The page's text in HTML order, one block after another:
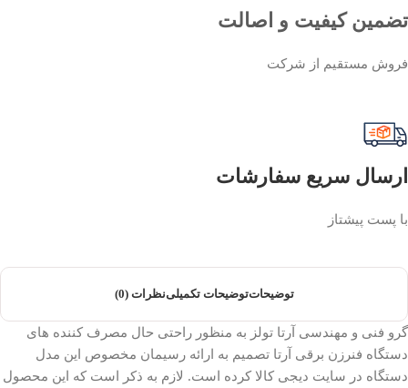
تضمین کیفیت و اصالت
فروش مستقیم از شرکت
ارسال سریع سفارشات
با پست پیشتاز
توضیحاتتوضیحات تکمیلینظرات (0)
گرو فنی و مهندسی آرتا تولز به منظور راحتی حال مصرف کننده های
دستگاه فنرزن برقی آرتا تصمیم به ارائه رسیمان مخصوص این مدل
دستگاه در سایت دیجی کالا کرده است. لازم به ذکر است که این محصول